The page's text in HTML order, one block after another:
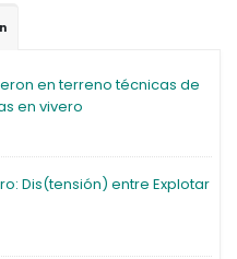
en terreno técnicas de
en vivero
Dis(tensión) entre Explotar